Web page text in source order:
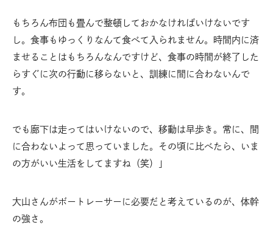
もちろん布団も畳んで整頓しておかなければいけないです
し。食事もゆっくりなんて食べて入られません。時間内に済
ませることはもちろんなんですけど、食事の時間が終了した
らすぐに次の行動に移らないと、訓練に間に合わないんで
す。
でも廊下は走ってはいけないので、移動は早歩き。常に、間
に合わないよって思っていました。その頃に比べたら、いま
の方がいい生活をしてますね（笑）」
大山さんがボートレーサーに必要だと考えているのが、体幹
の強さ。